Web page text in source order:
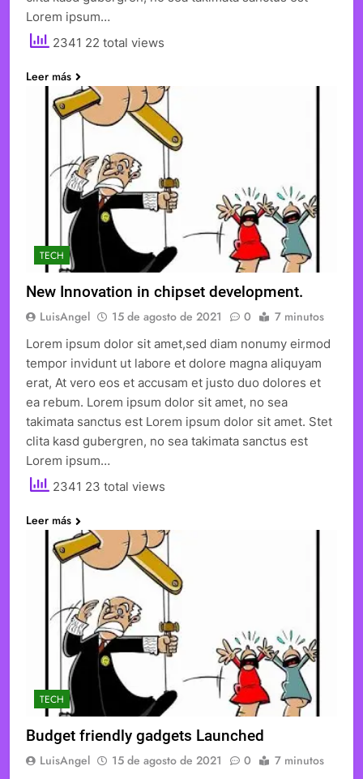
Lorem ipsum…
2341 22 total views
Leer más
TECH
New Innovation in chipset development.
LuisAngel 15 de agosto de 2021 0 7 minutos
Lorem ipsum dolor sit amet,sed diam nonumy eirmod
tempor invidunt ut labore et dolore magna aliquyam
erat, At vero eos et accusam et justo duo dolores et
ea rebum. Lorem ipsum dolor sit amet, no sea
takimata sanctus est Lorem ipsum dolor sit amet. Stet
clita kasd gubergren, no sea takimata sanctus est
Lorem ipsum…
2341 23 total views
Leer más
TECH
Budget friendly gadgets Launched
LuisAngel 15 de agosto de 2021 0 7 minutos